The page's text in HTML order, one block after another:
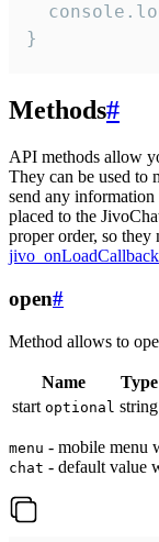
}
Methods#
API methods allow
They can be used to
send any
placed to the
proper order, so
jivo_onLoadCallback
open#
Method allows to
Name Type
start optional string
menu - mobile menu
chat - default value